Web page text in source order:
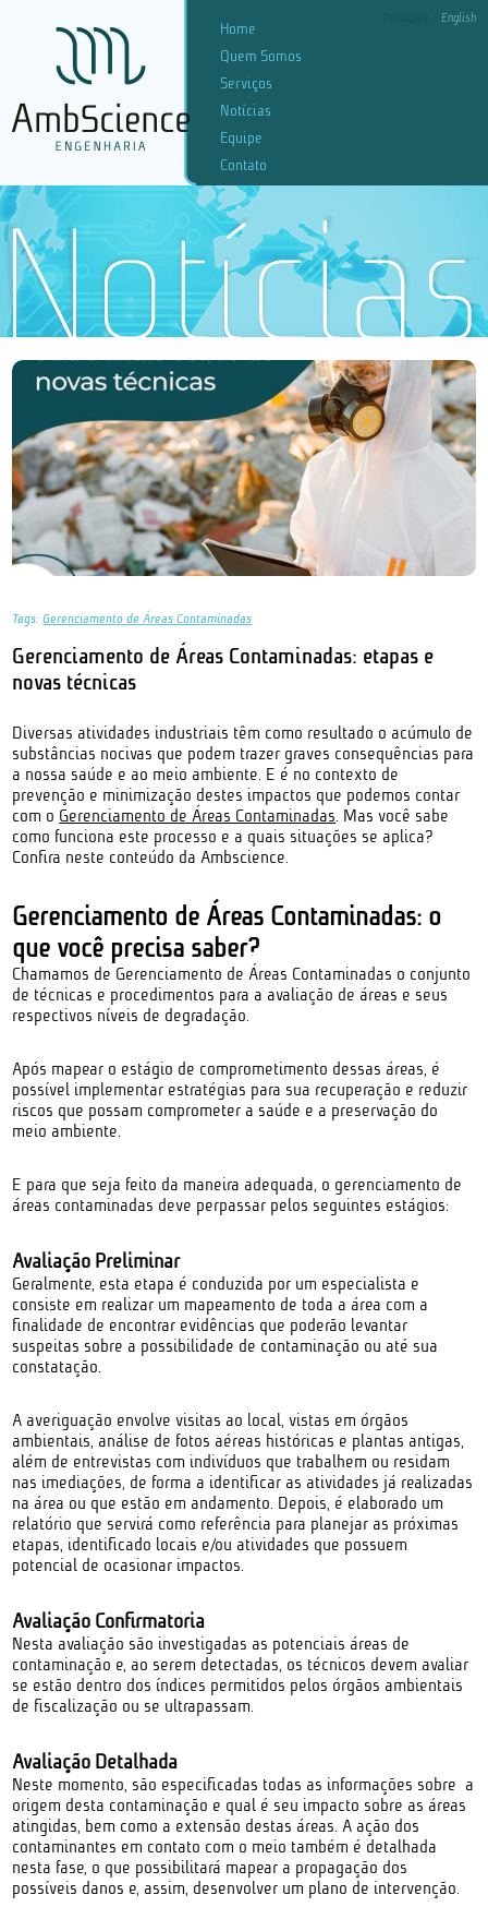
English
Home
Quem Somos
Serviços
Notícias
Equipe
Contato
Tags:Gerenciamento de Áreas Contaminadas
Gerenciamento de Áreas Contaminadas: etapas e
novas técnicas
Diversas atividades industriais têm como resultado o acúmulo de
substâncias nocivas que podem trazer graves consequências para
a nossa saúde e ao meio ambiente. E é no contexto de
prevenção e minimização destes impactos que podemos contar
com o Gerenciamento de Áreas Contaminadas. Mas você sabe
como funciona este processo e a quais situações se aplica?
Confira neste conteúdo da Ambscience.
Gerenciamento de Áreas Contaminadas: o
que você precisa saber?
Chamamos de Gerenciamento de Áreas Contaminadas o conjunto
de técnicas e procedimentos para a avaliação de áreas e seus
respectivos níveis de degradação.
Após mapear o estágio de comprometimento dessas áreas, é
possível implementar estratégias para sua recuperação e reduzir
riscos que possam comprometer a saúde e a preservação do
meio ambiente.
E para que seja feito da maneira adequada, o gerenciamento de
áreas contaminadas deve perpassar pelos seguintes estágios:
Avaliação Preliminar
Geralmente, esta etapa é conduzida por um especialista e
consiste em realizar um mapeamento de toda a área com a
finalidade de encontrar evidências que poderão levantar
suspeitas sobre a possibilidade de contaminação ou até sua
constatação.
A averiguação envolve visitas ao local, vistas em órgãos
ambientais, análise de fotos aéreas históricas e plantas antigas,
além de entrevistas com indivíduos que trabalhem ou residam
nas imediações, de forma a identificar as atividades já realizadas
na área ou que estão em andamento. Depois, é elaborado um
relatório que servirá como referência para planejar as próximas
etapas, identificado locais e/ou atividades que possuem
potencial de ocasionar impactos.
Avaliação Confirmatória
Nesta avaliação são investigadas as potenciais áreas de
contaminação e, ao serem detectadas, os técnicos devem avaliar
se estão dentro dos índices permitidos pelos órgãos ambientais
de fiscalização ou se ultrapassam.
Avaliação Detalhada
Neste momento, são especificadas todas as informações sobre a
origem desta contaminação e qual é seu impacto sobre as áreas
atingidas, bem como a extensão destas áreas. A ação dos
contaminantes em contato com o meio também é detalhada
nesta fase, o que possibilitará mapear a propagação dos
possíveis danos e, assim, desenvolver um plano de intervenção.